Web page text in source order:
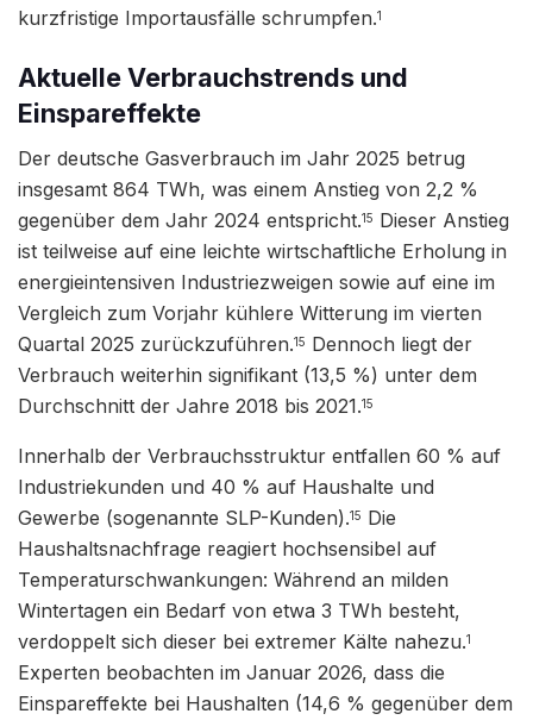
kurzfristige Importausfälle schrumpfen.1
Aktuelle Verbrauchstrends und
Einspareffekte
Der deutsche Gasverbrauch im Jahr 2025 betrug
insgesamt 864 TWh, was einem Anstieg von 2,2 %
gegenüber dem Jahr 2024 entspricht.15 Dieser Anstieg
ist teilweise auf eine leichte wirtschaftliche Erholung in
energieintensiven Industriezweigen sowie auf eine im
Vergleich zum Vorjahr kühlere Witterung im vierten
Quartal 2025 zurückzuführen.15 Dennoch liegt der
Verbrauch weiterhin signifikant (13,5 %) unter dem
Durchschnitt der Jahre 2018 bis 2021.15
Innerhalb der Verbrauchsstruktur entfallen 60 % auf
Industriekunden und 40 % auf Haushalte und
Gewerbe (sogenannte SLP-Kunden).15 Die
Haushaltsnachfrage reagiert hochsensibel auf
Temperaturschwankungen: Während an milden
Wintertagen ein Bedarf von etwa 3 TWh besteht,
verdoppelt sich dieser bei extremer Kälte nahezu.1
Experten beobachten im Januar 2026, dass die
Einspareffekte bei Haushalten (14,6 % gegenüber dem